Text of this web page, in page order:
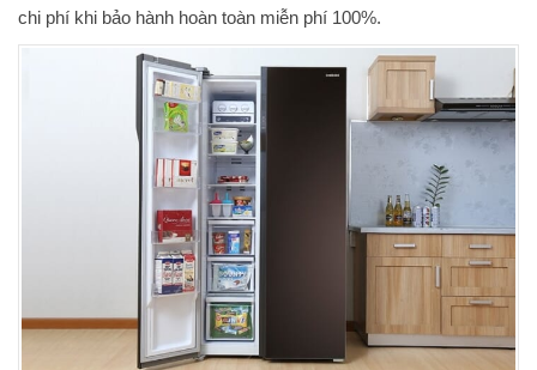
chi phí khi bảo hành hoàn toàn miễn phí 100%.